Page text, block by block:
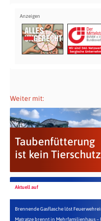
Weiter mit:
Taubenfütterung
ist kein Tierschutz
Aktuell auf
Brennende Gasflasche löst
Matratze brennt in Mehrfamilienhaus